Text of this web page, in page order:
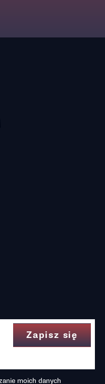
moich danych